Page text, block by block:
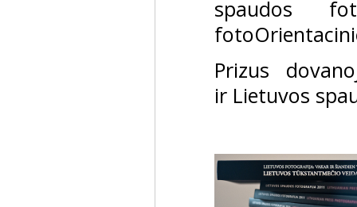
spaudos
Prizus
ir Lietuvos